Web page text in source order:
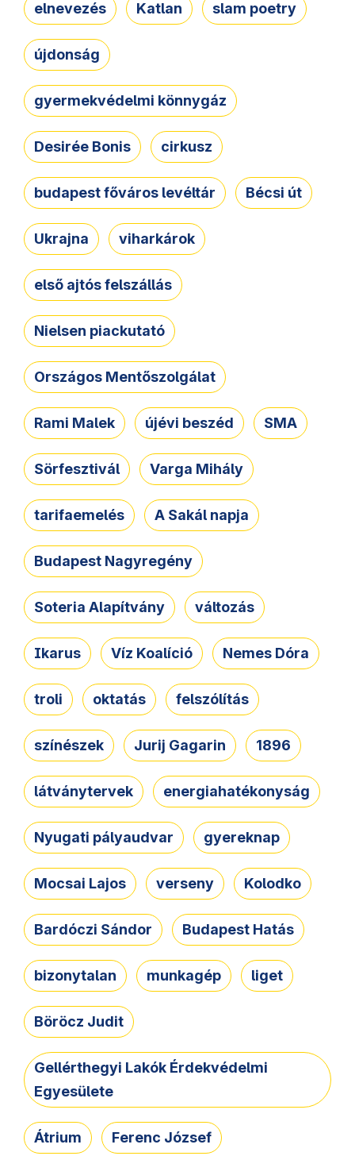
elnevezés Katlan slam poetry
újdonság
gyermekvédelmi könnygáz
Desirée Bonis cirkusz
budapest főváros levéltár Bécsi út
Ukrajna viharkárok
első ajtós felszállás
Nielsen piackutató
Országos Mentőszolgálat
Rami Malek újévi beszéd SMA
Sörfesztivál Varga Mihály
tarifaemelés A Sakál napja
Budapest Nagyregény
Soteria Alapítvány változás
Ikarus Víz Koalíció Nemes Dóra
troli oktatás felszólítás
színészek Jurij Gagarin 1896
látványtervek energiahatékonyság
Nyugati pályaudvar gyereknap
Mocsai Lajos verseny Kolodko
Bardóczi Sándor Budapest Hatás
bizonytalan munkagép liget
Böröcz Judit
Gellérthegyi Lakók Érdekvédelmi
Egyesülete
Átrium Ferenc József